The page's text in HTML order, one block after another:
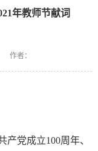
年教师节献词
作者：
党成立100周年、